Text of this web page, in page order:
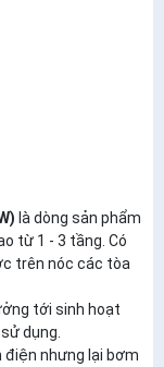
là dòng sản phẩm
từ 1 - 3 tầng. Có
trên nóc các tòa
tới sinh hoạt
dụng.
nhưng lại bơm